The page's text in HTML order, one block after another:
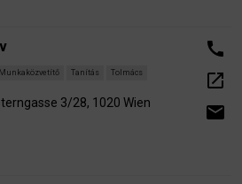
Munkaközvetítő Tanítás Tolmács
3/28, 1020 Wien
call
open_in_new
email